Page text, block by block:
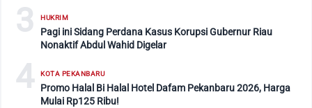
3 HUKRIM
Pagi ini Sidang Perdana Kasus Korupsi Gubernur Riau
Nonaktif Abdul Wahid Digelar
4 KOTA PEKANBARU
Promo Halal Bi Halal Hotel Dafam Pekanbaru 2026, Harga
Mulai Rp125 Ribu!